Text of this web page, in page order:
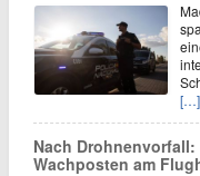
[…]
Nach Drohnenvorfall:
Wachposten am